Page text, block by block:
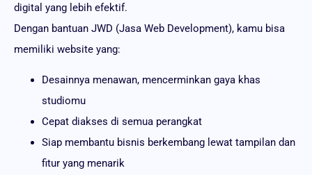
digital yang lebih efektif.
Dengan bantuan JWD (Jasa Web Development), kamu bisa
memiliki website yang:
Desainnya menawan, mencerminkan gaya khas
studiomu
Cepat diakses di semua perangkat
Siap membantu bisnis berkembang lewat tampilan dan
fitur yang menarik